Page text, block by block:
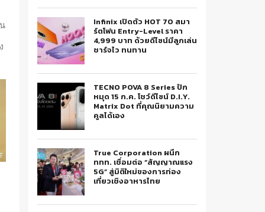
Infinix เปิดตัว HOT 70 สมา
ร์ตโฟน Entry-Level ราคา
4,999 บาท ด้วยดีไซน์มีลูกเล่น
ชาร์จไว ทนทาน
TECNO POVA 8 Series ปัก
หมุด 15 ก.ค. โชว์ดีไซน์ D.I.Y.
Matrix Dot ที่คุณนิยามความ
คูลได้เอง
True Corporation ผนึก
ททท. เชื่อมต่อ “สัญญาณแรง
5G” สู่มิติใหม่ของการท่อง
เที่ยวเชิงอาหารไทย